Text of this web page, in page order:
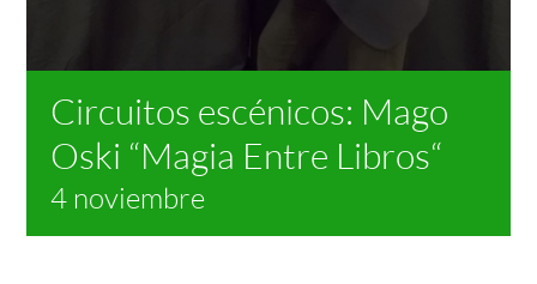
MULTIMEDIA
Circuitos escénicos: Mago
Oski “Magia Entre Libros“
4 noviembre